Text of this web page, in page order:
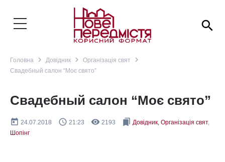
search
Головна navigate_next Довідник navigate_next Організація свят navigate_next
Свадебный салон “Моє свято”
Свадебный салон “Моє свято”
today 24.07.2018 query_builder 21:23 remove_red_eye 2193 bookmarks Довідник, Організація свят,
Шопінг